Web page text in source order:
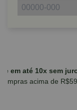
Parcele
para